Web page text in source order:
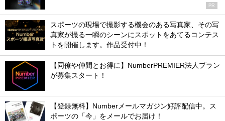
PR
スポーツの現場で撮影する機会のある写真家、その写
真家が撮る一瞬のシーンにスポットをあてるコンテス
トを開催します。作品受付中！
【同僚や仲間とお得に】NumberPREMIER法人プラン
が募集スタート！
【登録無料】Numberメールマガジン好評配信中。ス
ポーツの「今」をメールでお届け！